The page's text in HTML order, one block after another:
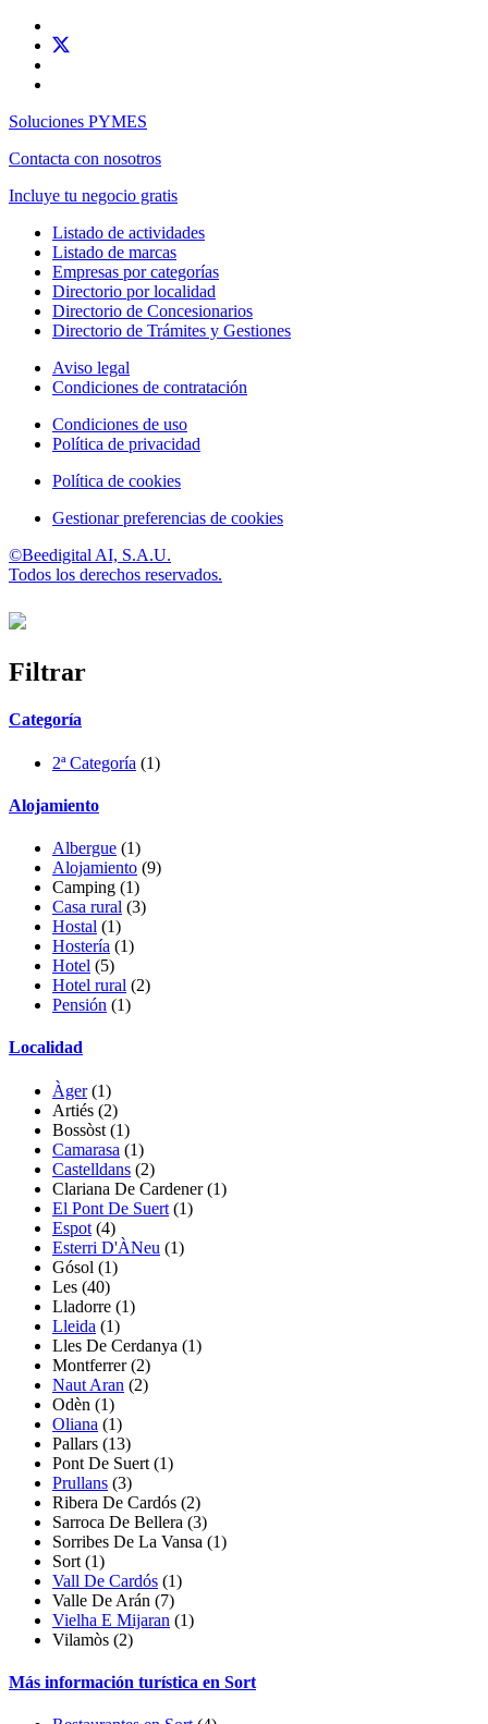
Soluciones PYMES
Contacta con nosotros
Incluye tu negocio gratis
Listado de actividades
Listado de marcas
Empresas por categorías
Directorio por localidad
Directorio de Concesionarios
Directorio de Trámites y Gestiones
Aviso legal
Condiciones de contratación
Condiciones de uso
Política de privacidad
Política de cookies
Gestionar preferencias de cookies
©Beedigital AI, S.A.U.
Todos los derechos reservados.
Filtrar
Categoría
2ª Categoría (1)
Alojamiento
Albergue (1)
Alojamiento (9)
Camping (1)
Casa rural (3)
Hostal (1)
Hostería (1)
Hotel (5)
Hotel rural (2)
Pensión (1)
Localidad
Àger(1)
Artiés (2)
Bossòst (1)
Camarasa (1)
Castelldans (2)
Clariana De Cardener(1)
El Pont De Suert (1)
Espot (4)
Esterri D'ÀNeu (1)
Gósol (1)
Les (40)
Lladorre (1)
Lleida (1)
Lles De Cerdanya (1)
Montferrer(2)
Naut Aran (2)
Odèn (1)
Oliana (1)
Pallars (13)
Pont De Suert (1)
Prullans (3)
Ribera De Cardós (2)
Sarroca De Bellera (3)
Sorribes De La Vansa (1)
Sort (1)
Vall De Cardós (1)
Valle De Arán (7)
Vielha E Mijaran (1)
Vilamòs (2)
Más información turística en Sort